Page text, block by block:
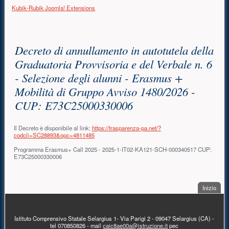
Kubik-Rubik Joomla! Extensions
Decreto di annullamento in autotutela della
Graduatoria Provvisoria e del Verbale n. 6
- Selezione degli alunni - Erasmus +
Mobilità di Gruppo Avviso 1480/2026 -
CUP: E73C25000330006
Il Decreto è disponibile al link:https://trasparenza-pa.net/?
codcli=SC28893&opc=4811485
Programma Erasmus+ Call 2025 - 2025-1-IT02-KA121-SCH-000340517 CUP:
E73C25000330006
Inizio.
Istituto Comprensivo Statale Selargius 1- Via Parigi 2 - 09047 Selargius (CA) -
tel 070850826 - mailcaic8ae00a@istruzione.itpec